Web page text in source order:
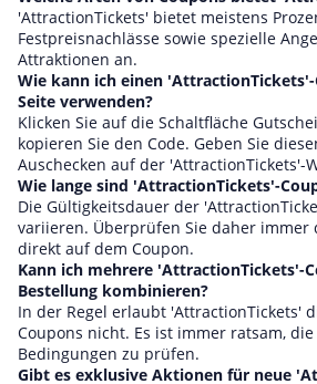
'AttractionTickets' bietet meistens
Festpreisnachlässe sowie spezielle
Attraktionen an.
Wie kann ich einen
Seite verwenden?
Klicken Sie auf die Schaltfläche
kopieren Sie den Code. Geben Sie
Auschecken auf der 'AttractionTickets'-
Wie lange sind 'AttractionTickets'-
Die Gültigkeitsdauer der
variieren. Überprüfen Sie daher immer
direkt auf dem Coupon.
Kann ich mehrere 'AttractionTickets'-
Bestellung kombinieren?
In der Regel erlaubt 'AttractionTickets'
Coupons nicht. Es ist immer ratsam,
Bedingungen zu prüfen.
Gibt es exklusive Aktionen für neue